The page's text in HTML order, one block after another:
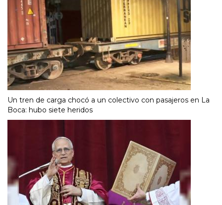
Un tren de carga chocó a un colectivo con pasajeros en La
Boca: hubo siete heridos